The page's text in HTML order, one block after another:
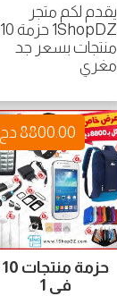
يقدم لكم متجر
1ShopDZ حزمة 10
منتجات بسعر جد
مغري
حزمة منتجات 10
في 1
8800.00 دج